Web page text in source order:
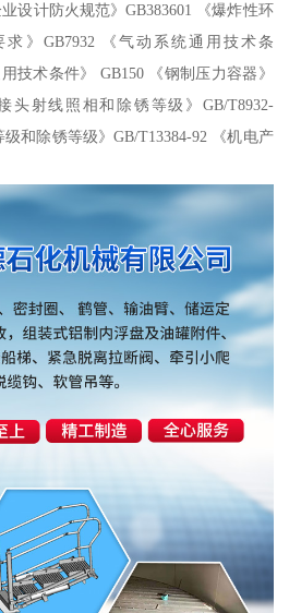
设计防火规范》GB383601 《爆炸性环
》GB7932 《气动系统通用技术条
技术条件》 GB150 《钢制压力容器》
头射线照相和除锈等级》GB/T8932-
和除锈等级》GB/T13384-92 《机电产